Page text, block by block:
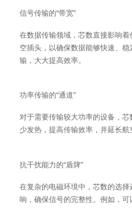
信号传输的“带宽”
在数据传输领域，芯数直接影响
空插头，以确保数据能够快速、
输，大大提高效率。
功率传输的“通道”
对于需要传输较大功率的设备，
少发热，提高传输效率，并延长
抗干扰能力的“盾牌”
在复杂的电磁环境中，芯数的选
响，确保信号的完整性。例如，可